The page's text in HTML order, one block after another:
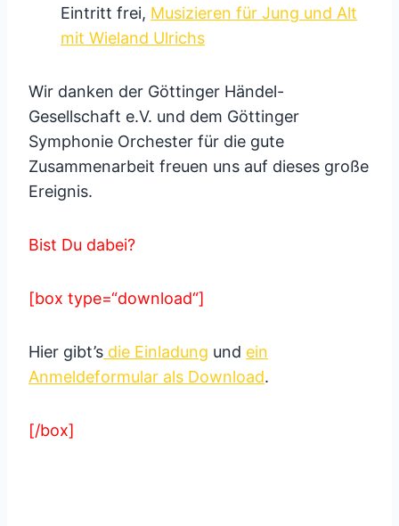
Eintritt frei, Musizieren für Jung und Alt
mit Wieland Ulrichs
Wir danken der Göttinger Händel-
Gesellschaft e.V. und dem Göttinger
Symphonie Orchester für die gute
Zusammenarbeit freuen uns auf dieses große
Ereignis.
Bist Du dabei?
[box type=“download“]
Hier gibt’s die Einladung und ein
Anmeldeformular als Download.
[/box]